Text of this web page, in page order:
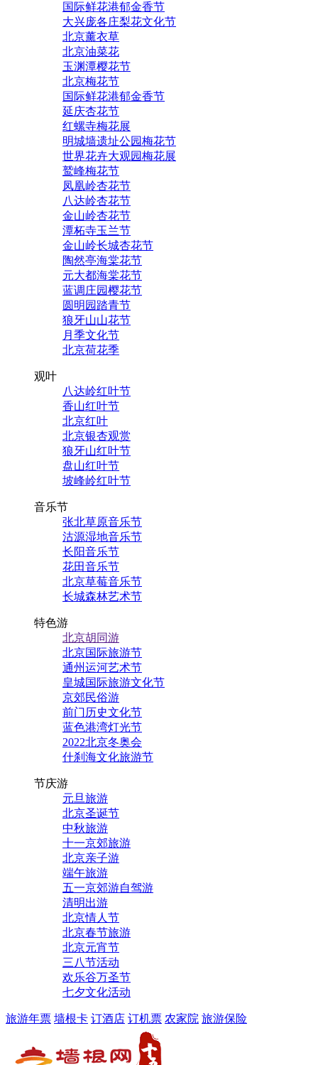
国际鲜花港郁金香节
大兴庞各庄梨花文化节
北京薰衣草
北京油菜花
玉渊潭樱花节
北京梅花节
国际鲜花港郁金香节
延庆杏花节
红螺寺梅花展
明城墙遗址公园梅花节
世界花卉大观园梅花展
鹫峰梅花节
凤凰岭杏花节
八达岭杏花节
金山岭杏花节
潭柘寺玉兰节
金山岭长城杏花节
陶然亭海棠花节
元大都海棠花节
蓝调庄园樱花节
圆明园踏青节
狼牙山山花节
月季文化节
北京荷花季
观叶
八达岭红叶节
香山红叶节
北京红叶
北京银杏观赏
狼牙山红叶节
盘山红叶节
坡峰岭红叶节
音乐节
张北草原音乐节
沽源湿地音乐节
长阳音乐节
花田音乐节
北京草莓音乐节
长城森林艺术节
特色游
北京胡同游
北京国际旅游节
通州运河艺术节
皇城国际旅游文化节
京郊民俗游
前门历史文化节
蓝色港湾灯光节
2022北京冬奥会
什刹海文化旅游节
节庆游
元旦旅游
北京圣诞节
中秋旅游
十一京郊旅游
北京亲子游
端午旅游
五一京郊游自驾游
清明出游
北京情人节
北京春节旅游
北京元宵节
三八节活动
欢乐谷万圣节
七夕文化活动
旅游年票 墙根卡 订酒店 订机票 农家院 旅游保险